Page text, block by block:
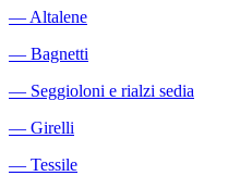
―Altalene
― Bagnetti
― Seggioloni e rialzi sedia
― Girelli
― Tessile